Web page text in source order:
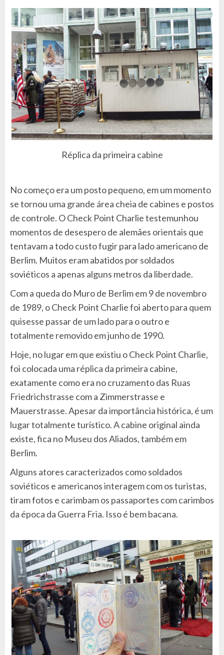
Réplica da primeira cabine
No começo era um posto pequeno, em um momento
se tornou uma grande área cheia de cabines e postos
de controle. O Check Point Charlie testemunhou
momentos de desespero de alemães orientais que
tentavam a todo custo fugir para lado americano de
Berlim. Muitos eram abatidos por soldados
soviéticos a apenas alguns metros da liberdade.
Com a queda do Muro de Berlim em 9 de novembro
de 1989, o Check Point Charlie foi aberto para quem
quisesse passar de um lado para o outro e
totalmente removido em junho de 1990.
Hoje, no lugar em que existiu o Check Point Charlie,
foi colocada uma réplica da primeira cabine,
exatamente como era no cruzamento das Ruas
Friedrichstrasse com a Zimmerstrasse e
Mauerstrasse. Apesar da importância histórica, é um
lugar totalmente turístico. A cabine original ainda
existe, fica no Museu dos Aliados, também em
Berlim.
Alguns atores caracterizados como soldados
soviéticos e americanos interagem com os turistas,
tiram fotos e carimbam os passaportes com carimbos
da época da Guerra Fria. Isso é bem bacana.